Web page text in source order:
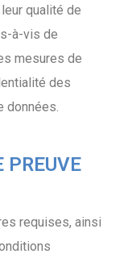
qualité de
à-vis de
mesures de
des
PREUVE
requises, ainsi